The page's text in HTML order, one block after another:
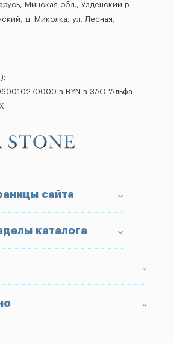
Минская обл., Узденский р-
д. Миколка, ул. Лесная,
в BYN в ЗАО 'Альфа-
сайта
каталога